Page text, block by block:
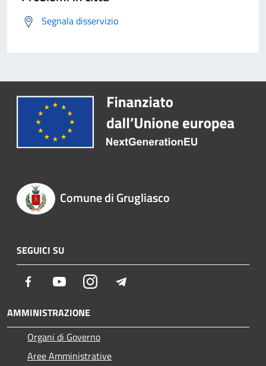
Segnala disservizio
Comune di Grugliasco
SEGUICI SU
Facebook YoutubeInstagram
AMMINISTRAZIONE
Organi di Governo
Aree Amministrative